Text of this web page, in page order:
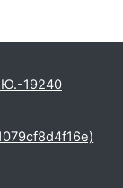
19240